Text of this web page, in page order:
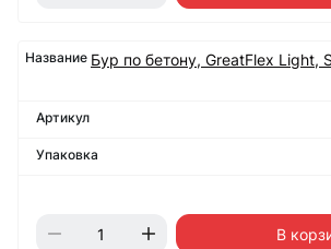
Бур по бетону, GreatFlex Light,
В